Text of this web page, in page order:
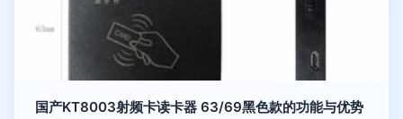
国产KT8003射频卡读卡器 63/69黑色款的功能与优势